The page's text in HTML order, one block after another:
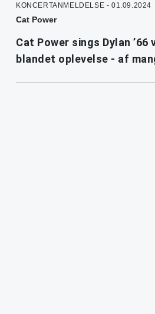
KONCERTANMELDELSE - 01.09.2024
Cat Power
Cat Power sings Dylan ’66
blandet oplevelse - af